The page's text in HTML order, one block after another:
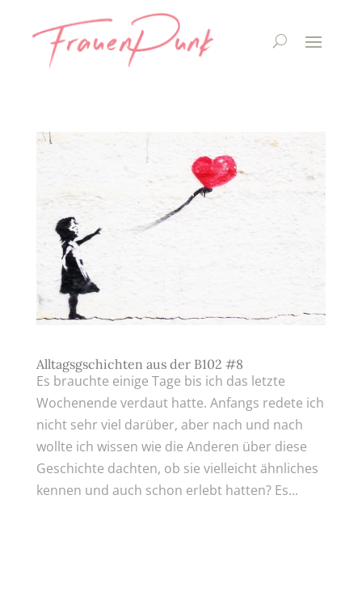
Alltagsgschichten aus der B102 #8
Es brauchte einige Tage bis ich das letzte
Wochenende verdaut hatte. Anfangs redete ich
nicht sehr viel darüber, aber nach und nach
wollte ich wissen wie die Anderen über diese
Geschichte dachten, ob sie vielleicht ähnliches
kennen und auch schon erlebt hatten? Es...